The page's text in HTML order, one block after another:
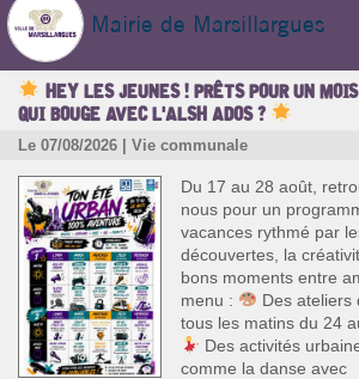
Mairie de Marsillargues
HEY LES JEUNES ! PRÊTS POUR UN
QUI BOUGE AVEC L'ALSH ADOS ?
Le 07/08/2026 | Vie communale
Du 17 au 28 août,
nous pour un
vacances rythmé par
découvertes, la
bons moments entre
menu :
Des ateliers
tous les matins du 24
Des activités
comme la danse avec